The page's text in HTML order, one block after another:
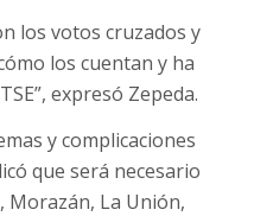
los votos cruzados y
los cuentan y ha
expresó Zepeda.
y complicaciones
que será necesario
Morazán, La Unión,